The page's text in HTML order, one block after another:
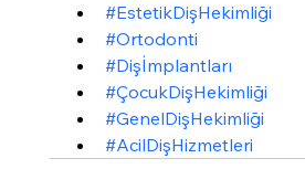
#EstetikDişHekimliği
#Ortodonti
#Dişİmplantları
#ÇocukDişHekimliği
#GenelDişHekimliği
#AcilDişHizmetleri